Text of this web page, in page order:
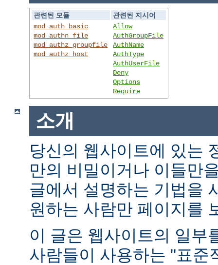
관련된 모듈
관련된 지시어
mod_auth_basic
mod_authn_file
mod_authz_groupfile
mod_authz_host
Allow
AuthGroupFile
AuthName
AuthType
AuthUserFile
Deny
Options
Require
소개
당신의 웹사이트에 있는
만의 비밀이거나 이들만
글에서 설명하는 기법을
원하는 사람만 페이지를
이 글은 웹사이트의 일부
사람들이 사용하는 "표준